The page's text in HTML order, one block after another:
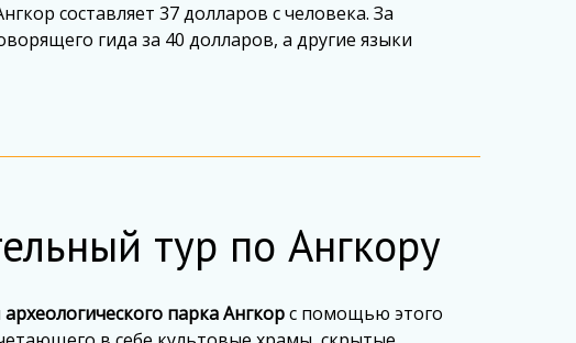
составляет 37 долларов с человека. За
гида за 40 долларов, а другие языки
тур по Ангкору
археологического парка Ангкорс помощью этого